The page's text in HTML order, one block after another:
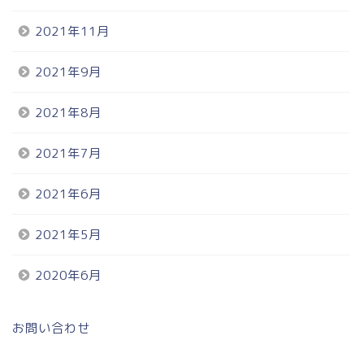
2021年11月
2021年9月
2021年8月
2021年7月
2021年6月
2021年5月
2020年6月
お問い合わせ